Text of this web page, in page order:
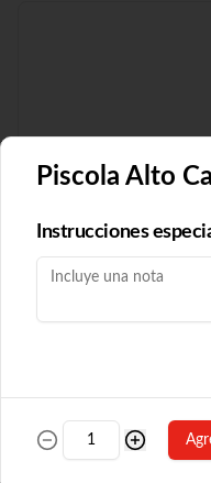
Piscola Alto
Instrucciones